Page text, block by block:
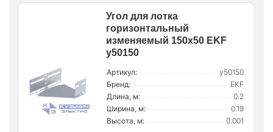
Угол для лотка
горизонтальный
изменяемый 150х50 EKF
y50150
Артикул:
y50150
Бренд:
EKF
Длина, м:
0.2
Ширина, м:
0.19
Высота, м:
0.001